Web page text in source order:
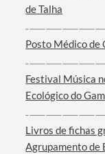
Filtros
de Talha
Posto Médico de
Festival Música
Ecológico do
Livros de fichas
Agrupamento de